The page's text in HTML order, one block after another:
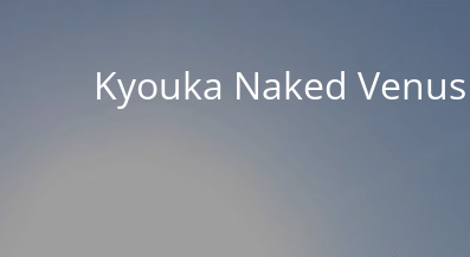
Kyouka Naked Venus